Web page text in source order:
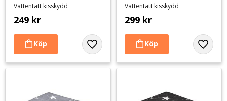
Vattentätt kisskydd
249 kr
Lägg till i favoriter
Vattentätt kisskydd
299 kr
Lägg